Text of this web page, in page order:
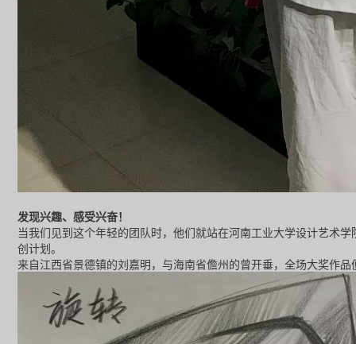
发现兴趣、感受兴奋！
当我们见到这个年轻的团队时，他们就站在河南工业大学设计艺术
创计划。
来自江西省景德镇的刘嘉明，与海南省儋州的曾开垂，全场大奖作